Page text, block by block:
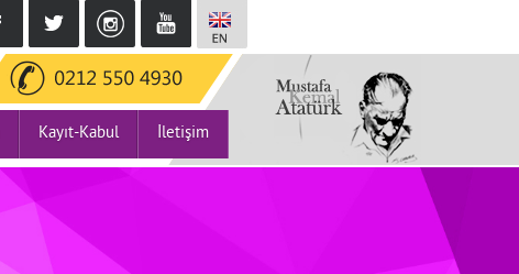
Kayıt-Kabul İletişim